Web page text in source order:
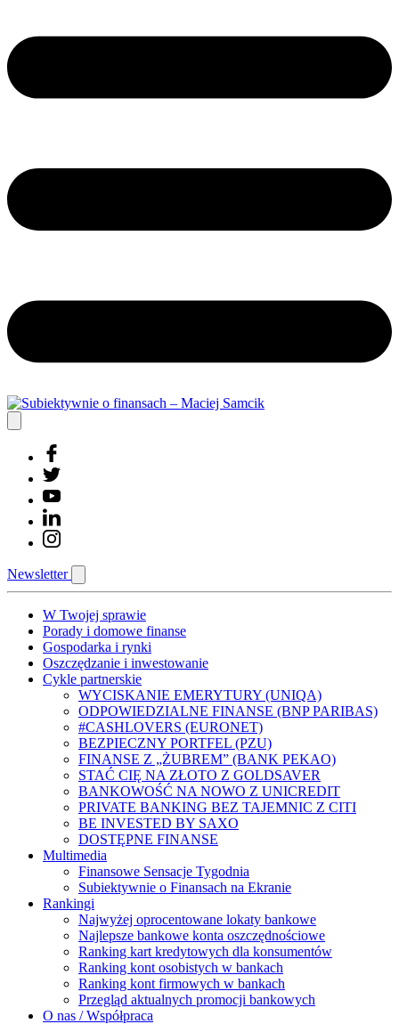
Newsletter
W Twojej sprawie
Porady i domowe finanse
Gospodarka i rynki
Oszczędzanie i inwestowanie
Cykle partnerskie
WYCISKANIE EMERYTURY (UNIQA)
ODPOWIEDZIALNE FINANSE (BNP PARIBAS)
#CASHLOVERS (EURONET)
BEZPIECZNY PORTFEL (PZU)
FINANSE Z „ŻUBREM” (BANK PEKAO)
STAĆ CIĘ NA ZŁOTO Z GOLDSAVER
BANKOWOŚĆ NA NOWO Z UNICREDIT
PRIVATE BANKING BEZ TAJEMNIC Z CITI
BE INVESTED BY SAXO
DOSTĘPNE FINANSE
Multimedia
Finansowe Sensacje Tygodnia
Subiektywnie o Finansach na Ekranie
Rankingi
Najwyżej oprocentowane lokaty bankowe
Najlepsze bankowe konta oszczędnościowe
Ranking kart kredytowych dla konsumentów
Ranking kont osobistych w bankach
Ranking kont firmowych w bankach
Przegląd aktualnych promocji bankowych
O nas / Współpraca